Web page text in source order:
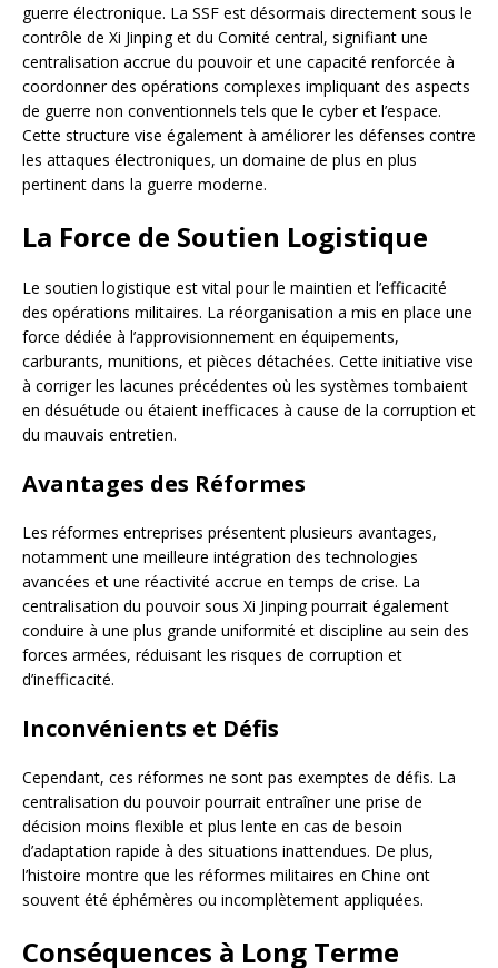
guerre électronique. La SSF est désormais directement sous le
contrôle de Xi Jinping et du Comité central, signifiant une
centralisation accrue du pouvoir et une capacité renforcée à
coordonner des opérations complexes impliquant des aspects
de guerre non conventionnels tels que le cyber et l’espace.
Cette structure vise également à améliorer les défenses contre
les attaques électroniques, un domaine de plus en plus
pertinent dans la guerre moderne.
La Force de Soutien Logistique
Le soutien logistique est vital pour le maintien et l’efficacité
des opérations militaires. La réorganisation a mis en place une
force dédiée à l’approvisionnement en équipements,
carburants, munitions, et pièces détachées. Cette initiative vise
à corriger les lacunes précédentes où les systèmes tombaient
en désuétude ou étaient inefficaces à cause de la corruption et
du mauvais entretien.
Avantages des Réformes
Les réformes entreprises présentent plusieurs avantages,
notamment une meilleure intégration des technologies
avancées et une réactivité accrue en temps de crise. La
centralisation du pouvoir sous Xi Jinping pourrait également
conduire à une plus grande uniformité et discipline au sein des
forces armées, réduisant les risques de corruption et
d’inefficacité.
Inconvénients et Défis
Cependant, ces réformes ne sont pas exemptes de défis. La
centralisation du pouvoir pourrait entraîner une prise de
décision moins flexible et plus lente en cas de besoin
d’adaptation rapide à des situations inattendues. De plus,
l’histoire montre que les réformes militaires en Chine ont
souvent été éphémères ou incomplètement appliquées.
Conséquences à Long Terme